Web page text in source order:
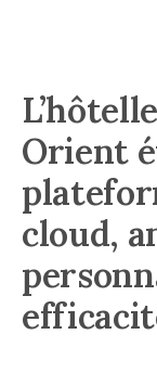
Orient
cloud,